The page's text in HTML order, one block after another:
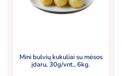
Mini bulvių kukuliai su mėsos
įdaru, 30g/vnt., 6kg.